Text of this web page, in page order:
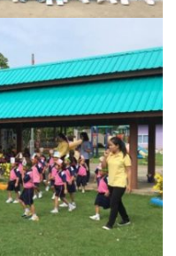
ประจำปีงบประมาณ 2561